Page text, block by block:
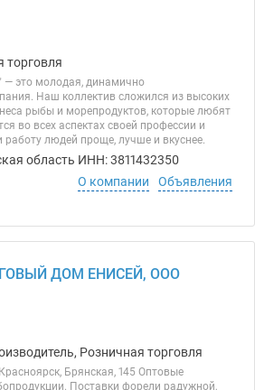
торговля
это молодая, динамично
Наш коллектив сложился из высоких
рыбы и морепродуктов, которые любят
во всех аспектах своей профессии и
работу людей проще, лучше и вкуснее.
область ИНН: 3811432350
О компании
Объявления
ДОМ ЕНИСЕЙ, ООО
Розничная торговля
Брянская, 145 Оптовые
Поставки форели радужной,